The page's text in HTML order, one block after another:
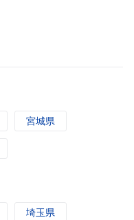
宮城県
埼玉県